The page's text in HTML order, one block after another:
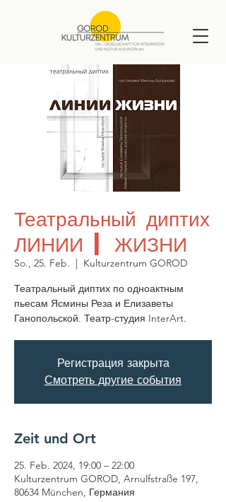
Театральный диптих
ЛИНИИ | ЖИЗНИ
So., 25. Feb.
  |
Kulturzentrum GOROD
Театральный диптих по одноактным
пьесам Ясмины Реза и Елизаветы
Ганопольской. Театр-студия InterArt.
Регистрация закрыта
Смотреть другие события
Zeit und Ort
25. Feb. 2024, 19:00 – 22:00
Kulturzentrum GOROD, Arnulfstraße 197,
80634 München, Германия